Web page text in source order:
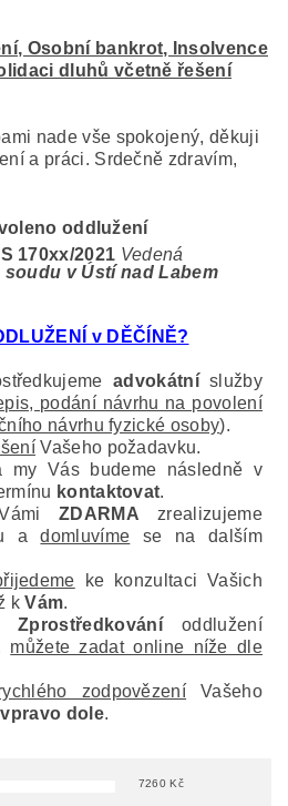
Osobní bankrot, Insolvence
dluhů včetně řešení
nade vše spokojený, děkuji
a práci. Srdečně zdravím,
oddlužení
170xx/2021 Vedená
v Ústí nad Labem
v DĚČÍNĚ?
advokátníslužby
podání návrhu na povolení
návrhu fyzické osoby).
Vašeho požadavku.
my Vás budeme následně v
kontaktovat.
ZDARMA zrealizujeme
adomluvíme se na dalším
ke konzultaci Vašich
kVám.
Zprostředkováníoddlužení
můžete zadat online níže dle
zodpovězení Vašeho
dole.
7260 Kč